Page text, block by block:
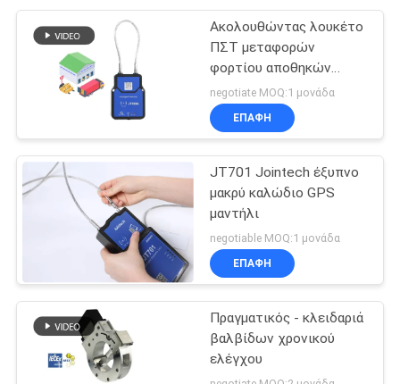
Ακολουθώντας λουκέτο
ΠΣΤ μεταφορών
φορτίου αποθηκών
εμπορευμάτων
negotiate MOQ:1 μονάδα
ΕΠΑΦΉ
JT701 Jointech έξυπνο
μακρύ καλώδιο GPS
μαντήλι
negotiable MOQ:1 μονάδα
ΕΠΑΦΉ
Πραγματικός - κλειδαριά
βαλβίδων χρονικού
ελέγχου